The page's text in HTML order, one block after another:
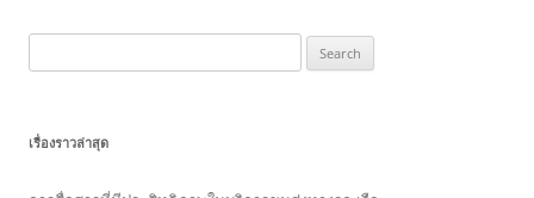
for:
เรื่องราวล่าสุด